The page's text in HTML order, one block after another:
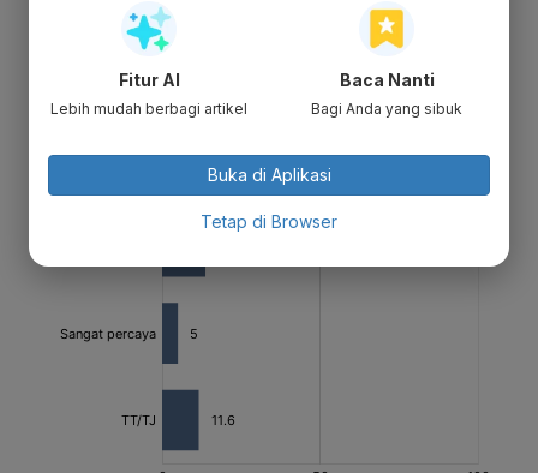
Fitur AI
Lebih mudah berbagi artikel
Baca Nanti
Bagi Anda yang sibuk
Buka di Aplikasi
Tetap di Browser